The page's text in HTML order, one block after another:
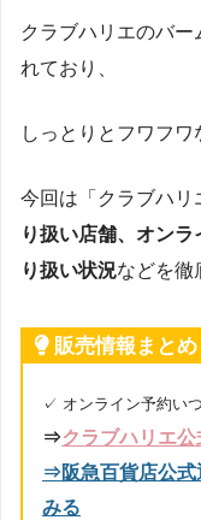
クラブハリエのバ
れており、
しっとりとフワフワ
今回は「クラブハリ
り扱い店舗、オン
り扱い状況などを徹
販売情報まとめ
✓ オンライン予約い
⇒クラブハリエ
⇒阪急百貨店公式
みる